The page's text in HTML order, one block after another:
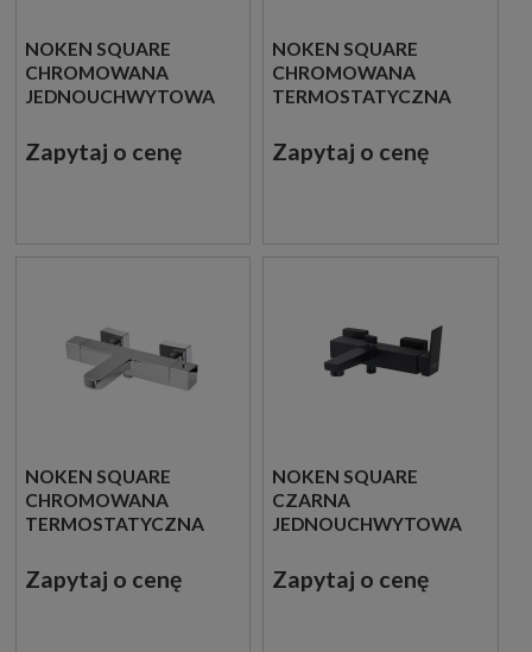
NOKEN SQUARE
CHROMOWANA
JEDNOUCHWYTOWA
PRYSZNICOWA
100266840
Zapytaj o cenę
NOKEN SQUARE
CHROMOWANA
TERMOSTATYCZNA
PRYSZNICOWA
100328475
Zapytaj o cenę
NOKEN SQUARE
CHROMOWANA
TERMOSTATYCZNA
PRYSZNICOWA
100328480
Zapytaj o cenę
NOKEN SQUARE
CZARNA
JEDNOUCHWYTOWA
PRYSZNICOWA
100266809
Zapytaj o cenę